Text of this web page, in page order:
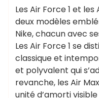
Les Air Force 1 et
deux modèles
Nike, chacun avec
Les Air Force 1 se
classique et
et polyvalent qui
revanche, les Air
unité d’amorti